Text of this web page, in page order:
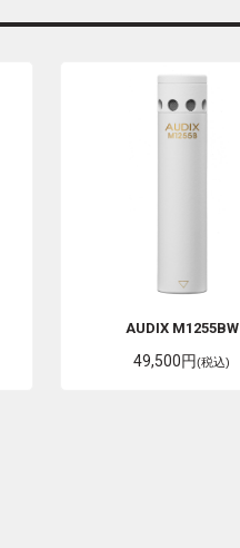
AUDIX M1255BW
49,500円(税込)